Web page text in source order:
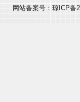
网站备案号： 琼ICP备